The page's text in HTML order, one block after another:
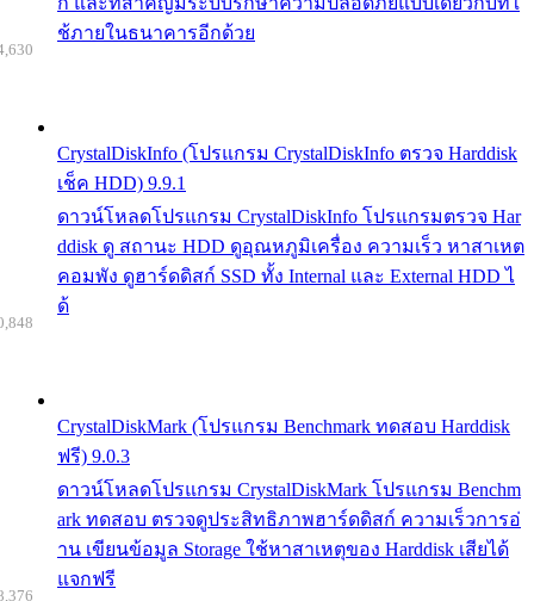
ช้ภายในธนาคารอีกด้วย
CrystalDiskInfo (โปรแกรม CrystalDiskInfo ตรวจ Harddisk
เช็ค HDD) 9.9.1
ดาวน์โหลดโปรแกรม CrystalDiskInfo โปรแกรมตรวจ Har
ddisk ดู สถานะ HDD ดูอุณหภูมิเครื่อง ความเร็ว หาสาเหต
คอมพัง ดูฮาร์ดดิสก์ SSD ทั้ง Internal และ External HDD ไ
ด้
CrystalDiskMark (โปรแกรม Benchmark ทดสอบ Harddisk
ฟรี) 9.0.3
ดาวน์โหลดโปรแกรม CrystalDiskMark โปรแกรม Benchm
ark ทดสอบ ตรวจดูประสิทธิภาพฮาร์ดดิสก์ ความเร็วการอ่
าน เขียนข้อมูล Storage ใช้หาสาเหตุของ Harddisk เสียได้
แจกฟรี